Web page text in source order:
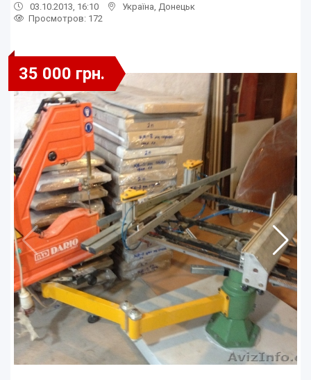
03.10.2013, 16:10 Україна Донецьк
Просмотров: 172
35 000 грн.